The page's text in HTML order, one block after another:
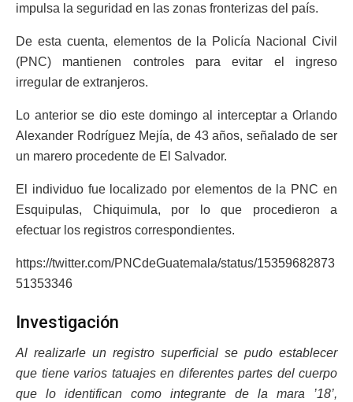
impulsa la seguridad en las zonas fronterizas del país.
De esta cuenta, elementos de la Policía Nacional Civil
(PNC) mantienen controles para evitar el ingreso
irregular de extranjeros.
Lo anterior se dio este domingo al interceptar a Orlando
Alexander Rodríguez Mejía, de 43 años, señalado de ser
un marero procedente de El Salvador.
El individuo fue localizado por elementos de la PNC en
Esquipulas, Chiquimula, por lo que procedieron a
efectuar los registros correspondientes.
https://twitter.com/PNCdeGuatemala/status/15359682873
51353346
Investigación
Al realizarle un registro superficial se pudo establecer
que tiene varios tatuajes en diferentes partes del cuerpo
que lo identifican como integrante de la mara ’18’,